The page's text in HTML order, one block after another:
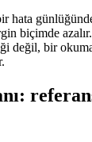
hata
biçimde
değil, bir